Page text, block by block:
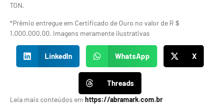
TON.
*Prêmio entregue em Certificado de Ouro no valor de R＄
1.000.000,00. Imagens meramente ilustrativas
LinkedIn WhatsApp X
Threads
Leia mais conteúdos em https://abramark.com.br